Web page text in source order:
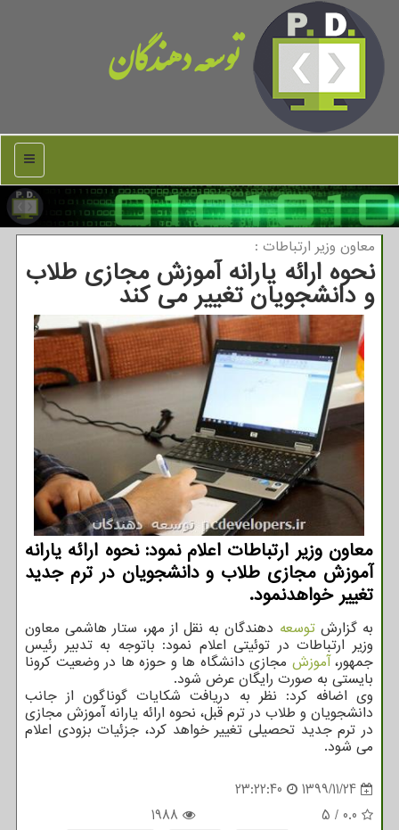
توسعه دهندگان
منو
معاون وزیر ارتباطات :
نحوه ارائه یارانه آموزش مجازی طلاب
و دانشجویان تغییر می كند
معاون وزیر ارتباطات اعلام نمود: نحوه ارائه یارانه
آموزش مجازی طلاب و دانشجویان در ترم جدید
تغییر خواهدنمود.
به گزارشتوسعه دهندگان به نقل از مهر، ستار هاشمی معاون
وزیر ارتباطات در توئیتی اعلام نمود: باتوجه به تدبیر رئیس
جمهور،آموزش مجازی دانشگاه ها و حوزه ها در وضعیت کرونا
بایستی به صورت رایگان عرض شود.
وی اضافه کرد: نظر به دریافت شکایات گوناگون از جانب
دانشجویان و طلاب در ترم قبل، نحوه ارائه یارانه آموزش مجازی
در ترم جدید تحصیلی تغییر خواهد کرد، جزئیات بزودی اعلام
می شود.
1399/11/24
23:22:40
0.0
/
5
1988